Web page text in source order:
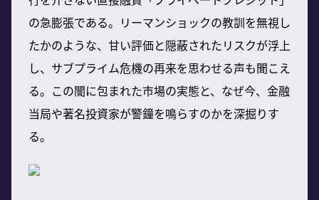
の急膨張である。リーマンショックの教訓を無視し
たかのような、甘い評価と隠蔽されたリスクが浮上
し、サブプライム危機の再来を思わせる声も聞こえ
る。この闇に包まれた市場の実態と、なぜ今、金融
当局や著名投資家が警鐘を鳴らすのかを深掘りす
る。